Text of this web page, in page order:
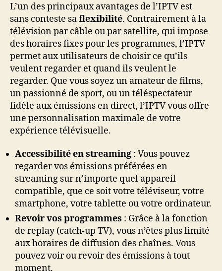
L’un des principaux avantages de l’IPTV est
sans conteste saflexibilité. Contrairement à la
télévision par câble ou par satellite, qui impose
des horaires fixes pour les programmes, l’IPTV
permet aux utilisateurs de choisir ce qu’ils
veulent regarder et quand ils veulent le
regarder. Que vous soyez un amateur de films,
un passionné de sport, ou un téléspectateur
fidèle aux émissions en direct, l’IPTV vous offre
une personnalisation maximale de votre
expérience télévisuelle.
Accessibilité en streaming : Vous pouvez
regarder vos émissions préférées en
streaming sur n’importe quel appareil
compatible, que ce soit votre téléviseur, votre
smartphone, votre tablette ou votre ordinateur.
Revoir vos programmes : Grâce à la fonction
de replay (catch-up TV), vous n’êtes plus limité
aux horaires de diffusion des chaînes. Vous
pouvez voir ou revoir des émissions à tout
moment.